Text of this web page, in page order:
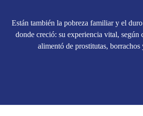
Están también la pobreza familiar y el
donde creció: su experiencia vital, según
alimentó de prostitutas, borrachos